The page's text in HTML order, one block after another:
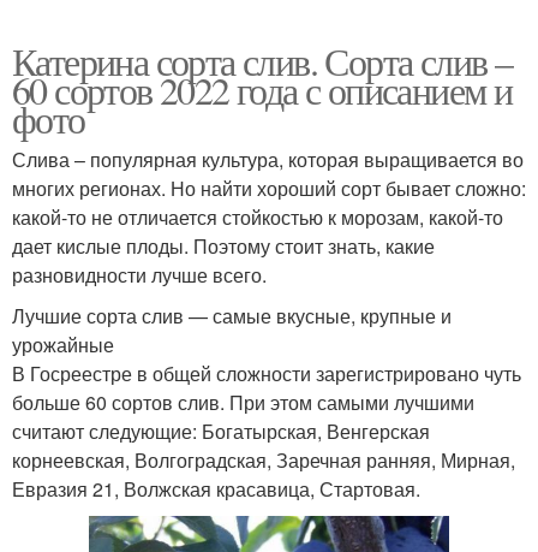
Катерина сорта слив. Сорта слив –
60 сортов 2022 года с описанием и
фото
Слива – популярная культура, которая выращивается во
многих регионах. Но найти хороший сорт бывает сложно:
какой-то не отличается стойкостью к морозам, какой-то
дает кислые плоды. Поэтому стоит знать, какие
разновидности лучше всего.
Лучшие сорта слив — самые вкусные, крупные и
урожайные
В Госреестре в общей сложности зарегистрировано чуть
больше 60 сортов слив. При этом самыми лучшими
считают следующие: Богатырская, Венгерская
корнеевская, Волгоградская, Заречная ранняя, Мирная,
Евразия 21, Волжская красавица, Стартовая.